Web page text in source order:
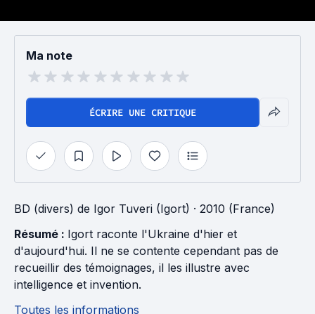
Ma note
ÉCRIRE UNE CRITIQUE
BD (divers) de Igor Tuveri (Igort) · 2010 (France)
Résumé : Igort raconte l'Ukraine d'hier et
d'aujourd'hui. Il ne se contente cependant pas de
recueillir des témoignages, il les illustre avec
intelligence et invention.
Toutes les informations